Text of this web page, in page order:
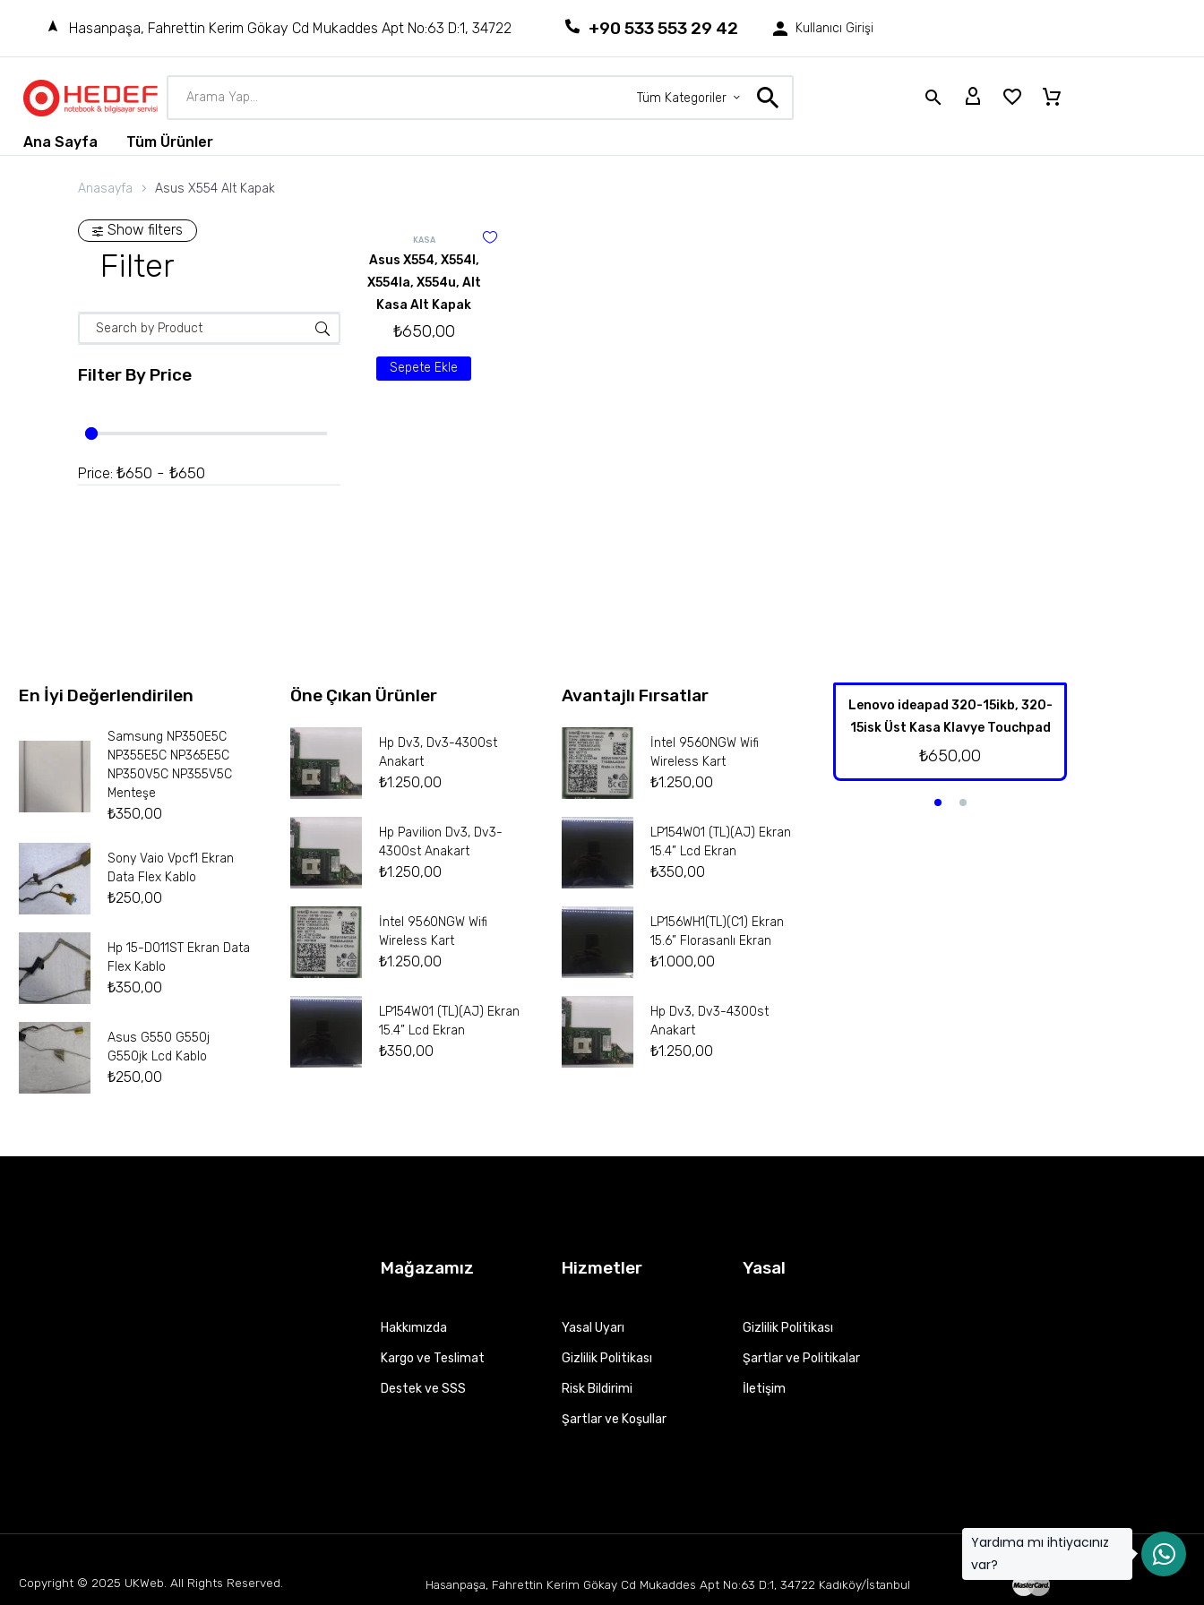
Hasanpaşa, Fahrettin Kerim Gökay Cd Mukaddes Apt No:63 D:1, 34722 +90 533 553 29 42 Kullanıcı Girişi
Tüm Kategoriler
Ana Sayfa Tüm Ürünler
Anasayfa Asus X554 Alt Kapak
Show filters
Filter
Filter By Price
Price: ₺650 - ₺650
KASA
Asus X554, X554l,
X554la, X554u, Alt
Kasa Alt Kapak
₺650,00
Sepete Ekle
En İyi Değerlendirilen
Samsung NP350E5C
NP355E5C NP365E5C
NP350V5C NP355V5C
Menteşe
₺350,00
Sony Vaio Vpcf1 Ekran
Data Flex Kablo
₺250,00
Hp 15-D011ST Ekran Data
Flex Kablo
₺350,00
Asus G550 G550j
G550jk Lcd Kablo
₺250,00
Öne Çıkan Ürünler
Hp Dv3, Dv3-4300st
Anakart
₺1.250,00
Hp Pavilion Dv3, Dv3-
4300st Anakart
₺1.250,00
İntel 9560NGW Wifi
Wireless Kart
₺1.250,00
LP154W01 (TL)(AJ) Ekran
15.4” Lcd Ekran
₺350,00
Avantajlı Fırsatlar
İntel 9560NGW Wifi
Wireless Kart
₺1.250,00
LP154W01 (TL)(AJ) Ekran
15.4” Lcd Ekran
₺350,00
LP156WH1(TL)(C1) Ekran
15.6” Florasanlı Ekran
₺1.000,00
Hp Dv3, Dv3-4300st
Anakart
₺1.250,00
Lenovo ideapad 320-15ikb, 320-
15isk Üst Kasa Klavye Touchpad
₺650,00
Mağazamız
Hakkımızda
Kargo ve Teslimat
Destek ve SSS
Hizmetler
Yasal Uyarı
Gizlilik Politikası
Risk Bildirimi
Şartlar ve Koşullar
Yasal
Gizlilik Politikası
Şartlar ve Politikalar
İletişim
Copyright © 2025 UKWeb . All Rights Reserved. Hasanpaşa, Fahrettin Kerim Gökay Cd Mukaddes Apt No:63 D:1, 34722 Kadıköy/İstanbul
Yardıma mı ihtiyacınız
var?